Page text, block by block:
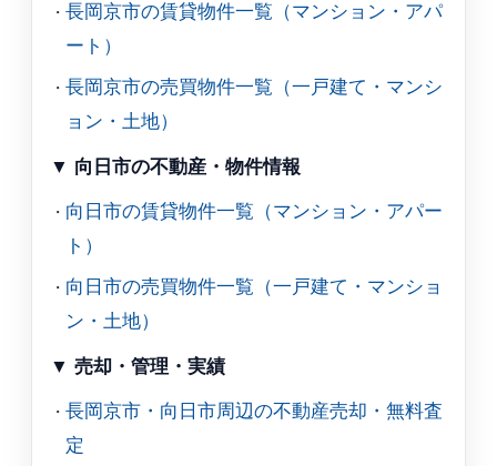
長岡京市の賃貸物件一覧（マンション・アパ
ート）
長岡京市の売買物件一覧（一戸建て・マンシ
ョン・土地）
▼ 向日市の不動産・物件情報
向日市の賃貸物件一覧（マンション・アパー
ト）
向日市の売買物件一覧（一戸建て・マンショ
ン・土地）
▼ 売却・管理・実績
長岡京市・向日市周辺の不動産売却・無料査
定